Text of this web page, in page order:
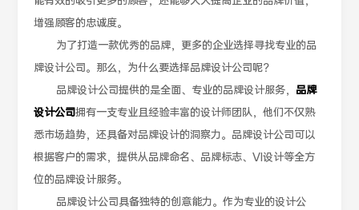
增强顾客的忠诚度。
为了打造一款优秀的品牌，更多的企业选择寻找专业的品
牌设计公司。那么，为什么要选择品牌设计公司呢？
品牌设计公司提供的是全面、专业的品牌设计服务， 品牌
设计公司拥有一支专业且经验丰富的设计师团队，他们不仅熟
悉市场趋势，还具备对品牌设计的洞察力。品牌设计公司可以
根据客户的需求，提供从品牌命名、品牌标志、VI设计等全方
位的品牌设计服务。
品牌设计公司具备独特的创意能力。作为专业的设计公